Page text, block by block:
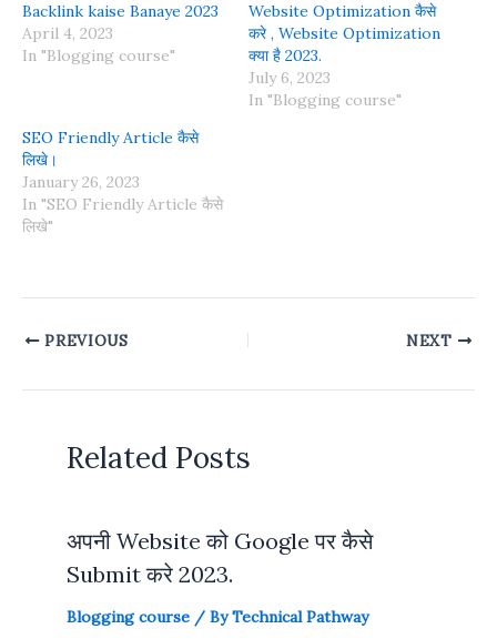
Backlink kaise Banaye 2023
April 4, 2023
In "Blogging course"
Website Optimization कैसे
करे , Website Optimization
क्या है 2023.
July 6, 2023
In "Blogging course"
SEO Friendly Article कैसे
लिखे।
January 26, 2023
In "SEO Friendly Article कैसे
लिखे"
PREVIOUS NEXT
Related Posts
अपनी Website को Google पर कैसे
Submit करे 2023.
Blogging course / ByTechnical Pathway